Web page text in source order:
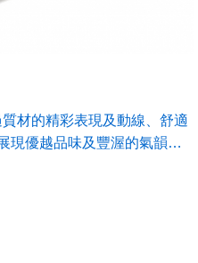
材的精彩表現及動線、舒適
現優越品味及豐渥的氣韻…